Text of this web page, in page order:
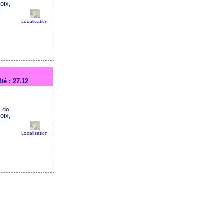
Localisation
: 27.12
de
Localisation